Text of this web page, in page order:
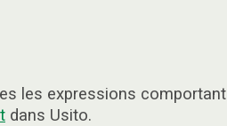
les expressions comportant
dans Usito.